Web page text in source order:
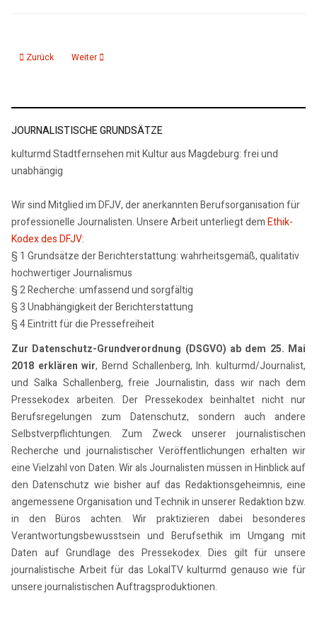
Vorheriger Beitrag: Interview Jörn Klare "Nachhausegehen. Eine
Zurück Nächster Beitrag: Interview Ute Schaeffer "Einfach nur weg.
Weiter
JOURNALISTISCHE GRUNDSÄTZE
kulturmd Stadtfernsehen mit Kultur aus Magdeburg: frei und
unabhängig
Wir sind Mitglied im DFJV, der anerkannten Berufsorganisation für
professionelle Journalisten. Unsere Arbeit unterliegt demEthik-
Kodex des DFJV:
§ 1 Grundsätze der Berichterstattung: wahrheitsgemäß, qualitativ
hochwertiger Journalismus
§ 2 Recherche: umfassend und sorgfältig
§ 3 Unabhängigkeit der Berichterstattung
§ 4 Eintritt für die Pressefreiheit
Zur Datenschutz-Grundverordnung (DSGVO) ab dem 25. Mai
2018 erklären wir, Bernd Schallenberg, Inh. kulturmd/Journalist,
und Salka Schallenberg, freie Journalistin, dass wir nach dem
Pressekodex arbeiten. Der Pressekodex beinhaltet nicht nur
Berufsregelungen zum Datenschutz, sondern auch andere
Selbstverpflichtungen. Zum Zweck unserer journalistischen
Recherche und journalistischer Veröffentlichungen erhalten wir
eine Vielzahl von Daten. Wir als Journalisten müssen in Hinblick auf
den Datenschutz wie bisher auf das Redaktionsgeheimnis, eine
angemessene Organisation und Technik in unserer Redaktion bzw.
in den Büros achten. Wir praktizieren dabei besonderes
Verantwortungsbewusstsein und Berufsethik im Umgang mit
Daten auf Grundlage des Pressekodex. Dies gilt für unsere
journalistische Arbeit für das LokalTV kulturmd genauso wie für
unsere journalistischen Auftragsproduktionen.